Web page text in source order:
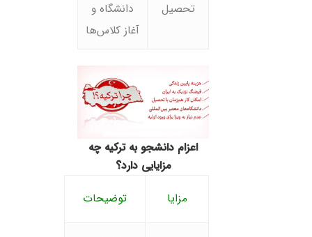
تحصیل
دانشگاه و
آغاز کلاس‌ها
مزایایی دارد؟
توضیحات
مزایا